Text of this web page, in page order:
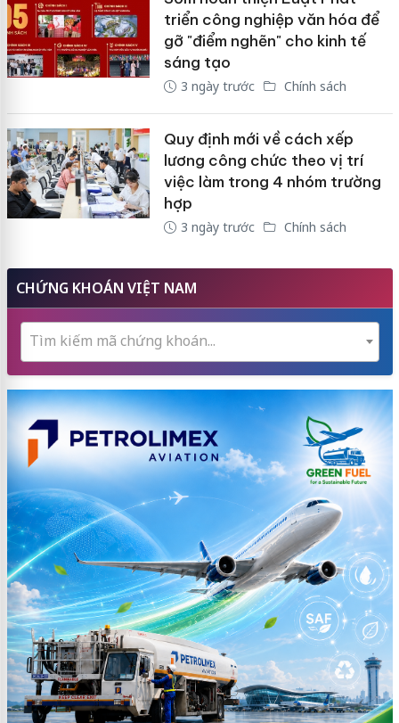
triển công nghiệp văn hóa để
gỡ "điểm nghẽn" cho kinh tế
sáng tạo
3 ngày trước Chính sách
Quy định mới về cách xếp
lương công chức theo vị trí
việc làm trong 4 nhóm trường
hợp
3 ngày trước Chính sách
CHỨNG KHOÁN VIỆT NAM
Tìm kiếm mã chứng khoán...